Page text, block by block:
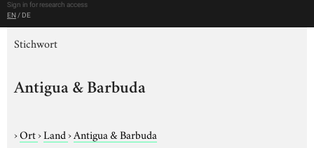
Sign in for research access
EN / DE
Stichwort
Antigua & Barbuda
›Ort›Land›Antigua & Barbuda